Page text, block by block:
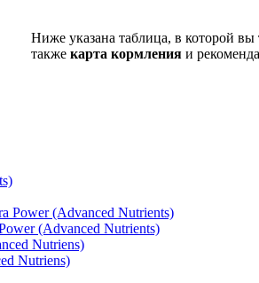
Ниже указана таблица, в которой вы
также карта кормления и
(Advanced Nutrients)
Nutriens)